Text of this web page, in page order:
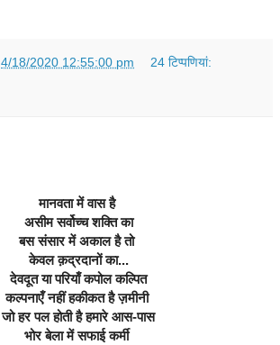
4/18/2020 12:55:00 pm 24 टिप्‍पणियां:
मानवता में वास है
असीम सर्वोच्च शक्ति का
बस संसार में अकाल है तो
केवल क़द्रदानों का...
देवदूत या परियाँ कपोल कल्पित
कल्पनाएँ नहीं हकीकत है ज़मीनी
जो हर पल होती है हमारे आस-पास
भोर बेला में सफाई कर्मी